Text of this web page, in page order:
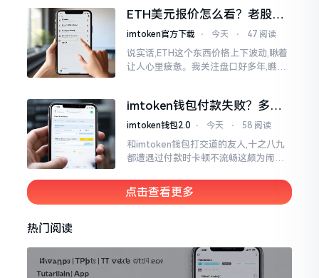
ETH美元报价怎么看？老股民
手把手教你盯盘
imtoken官方下载 ⋅ 今天 ⋅ 47 阅读
说实话,ETH这个东西价格上下波动,瞅着
让人心里疲惫。我关注盘口好多年,瞧见
判断。
imtoken钱包付款失败？多半
是这几个原因闹的
imtoken钱包2.0 ⋅ 今天 ⋅ 58 阅读
和imtoken钱包打交道的友人,十之八九
都遭遇过付款时卡顿不流畅这颇为闹心
直接弹出红色字体显示报错,情形令人焦
急得连连跺脚。实际上讲
点击查看更多
热门阅读